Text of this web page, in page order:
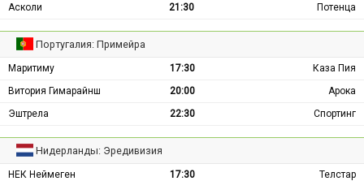
Асколи
21:30 Потенца
Португалия: Примейра
Маритиму 17:30
Каза Пия
Витория Гимарайнш
20:00
Арока
Эштрела
22:30 Спортинг
Нидерланды: Эредивизия
НЕК Неймеген 17:30
Телстар